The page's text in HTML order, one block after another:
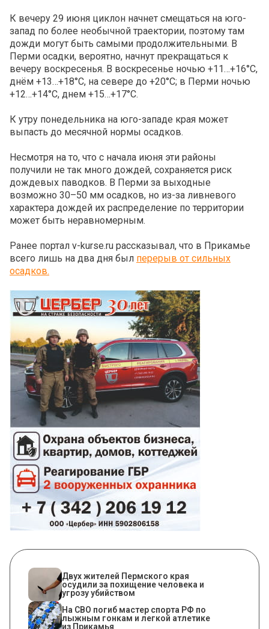
К вечеру 29 июня циклон начнет смещаться на юго-
запад по более необычной траектории, поэтому там
дожди могут быть самыми продолжительными. В
Перми осадки, вероятно, начнут прекращаться к
вечеру воскресенья. В воскресенье ночью +11…+16°C,
днём +13…+18°C, на севере до +20°C; в Перми ночью
+12…+14°C, днем +15…+17°C.
К утру понедельника на юго-западе края может
выпасть до месячной нормы осадков.
Несмотря на то, что с начала июня эти районы
получили не так много дождей, сохраняется риск
дождевых паводков. В Перми за выходные
возможно 30–50 мм осадков, но из-за ливневого
характера дождей их распределение по территории
может быть неравномерным.
Ранее портал v-kurse.ru рассказывал, что в Прикамье
всего лишь на два дня был перерыв от сильных
осадков.
Двух жителей Пермского края
осудили за похищение человека и
угрозу убийством
На СВО погиб мастер спорта РФ по
лыжным гонкам и легкой атлетике
из Прикамья